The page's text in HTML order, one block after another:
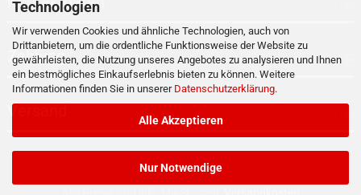
Technologien
Wir verwenden Cookies und ähnliche Technologien, auch von
Drittanbietern, um die ordentliche Funktionsweise der Website zu
gewährleisten, die Nutzung unseres Angebotes zu analysieren und Ihnen
ein bestmögliches Einkaufserlebnis bieten zu können. Weitere
Informationen finden Sie in unserer Datenschutzerklärung.
Alle Akzeptieren
Nur Notwendige
Zahlung
Versand